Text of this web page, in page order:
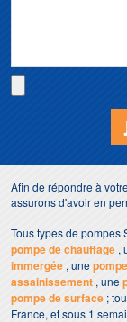
Afin de répondre à
assurons d'avoir en
Tous types de pompes
pompe de chauffage ,
immergée , une
assainissement , une
pompe de surface ;
France, et sous 1